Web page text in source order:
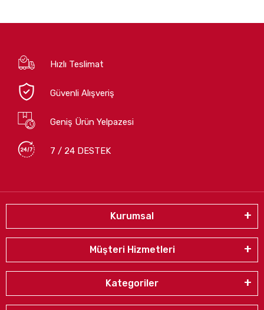
Hızlı Teslimat
Güvenli Alışveriş
Geniş Ürün Yelpazesi
7 / 24 DESTEK
Kurumsal
Müşteri Hizmetleri
Kategoriler